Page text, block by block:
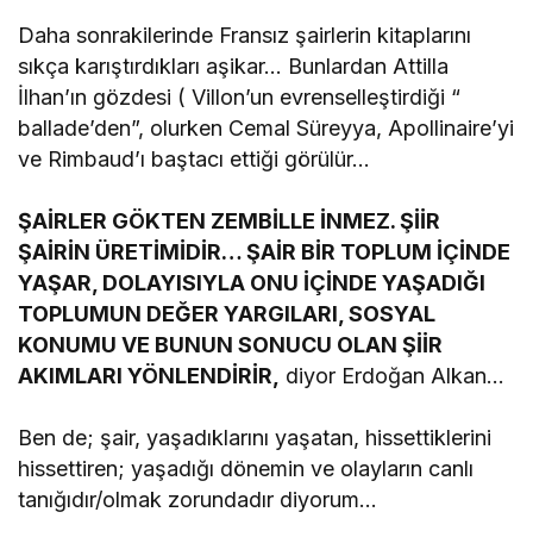
Daha sonrakilerinde Fransız şairlerin kitaplarını
sıkça karıştırdıkları aşikar… Bunlardan Attilla
İlhan’ın gözdesi ( Villon’un evrenselleştirdiği “
ballade’den”, olurken Cemal Süreyya, Apollinaire’yi
ve Rimbaud’ı baştacı ettiği görülür…
ŞAİRLER GÖKTEN ZEMBİLLE İNMEZ. ŞİİR
ŞAİRİN ÜRETİMİDİR… ŞAİR BİR TOPLUM İÇİNDE
YAŞAR, DOLAYISIYLA ONU İÇİNDE YAŞADIĞI
TOPLUMUN DEĞER YARGILARI, SOSYAL
KONUMU VE BUNUN SONUCU OLAN ŞİİR
AKIMLARI YÖNLENDİRİR, diyor Erdoğan Alkan…
Ben de; şair, yaşadıklarını yaşatan, hissettiklerini
hissettiren; yaşadığı dönemin ve olayların canlı
tanığıdır/olmak zorundadır diyorum…